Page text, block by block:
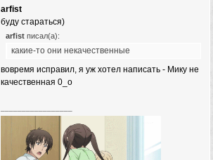
arfist
буду стараться)
arfist писал(а):
какие-то они некачественные
вовремя исправил, я уж хотел написать - Мику не
качественная 0_о